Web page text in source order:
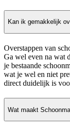
Kan ik gemakkelijk
Overstappen van
Ga wel even na wat
je bestaande
wat je wel en niet
direct duidelijk is
Wat maakt